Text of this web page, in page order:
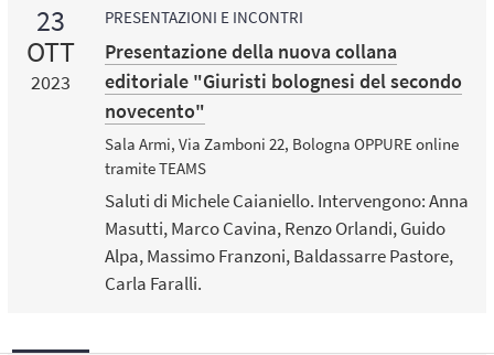
23
OTT
2023
PRESENTAZIONI E INCONTRI
Presentazione della nuova collana
editoriale "Giuristi bolognesi del secondo
novecento"
Sala Armi, Via Zamboni 22, Bologna OPPURE online
tramite TEAMS
Saluti di Michele Caianiello. Intervengono: Anna
Masutti, Marco Cavina, Renzo Orlandi, Guido
Alpa, Massimo Franzoni, Baldassarre Pastore,
Carla Faralli.